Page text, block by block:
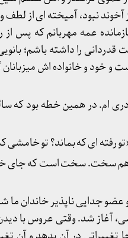
نبود، آمیخته ای از
عمه مهربانم که پس از
قدردانی را داشته باشم؛
و خود و خانواده اش
ام. در همین خطه بود که
رفته ای که بماند؟ تو
سخت. سخت است که جای
عضو جدایی ناپذیر خاندان ما
آغاز شد. وقتی عروس با